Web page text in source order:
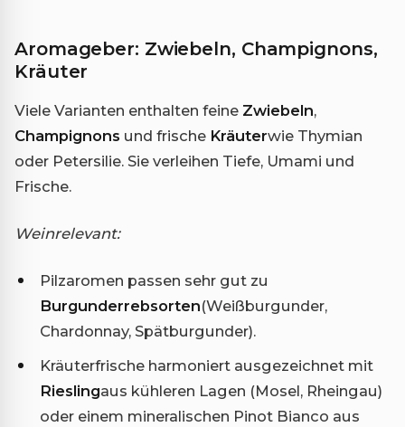
Aromageber: Zwiebeln, Champignons,
Kräuter
Viele Varianten enthalten feine Zwiebeln,
Champignons und frische Kräuterwie Thymian
oder Petersilie. Sie verleihen Tiefe, Umami und
Frische.
Weinrelevant:
Pilzaromen passen sehr gut zu
Burgunderrebsorten(Weißburgunder,
Chardonnay, Spätburgunder).
Kräuterfrische harmoniert ausgezeichnet mit
Rieslingaus kühleren Lagen (Mosel, Rheingau)
oder einem mineralischen Pinot Bianco aus